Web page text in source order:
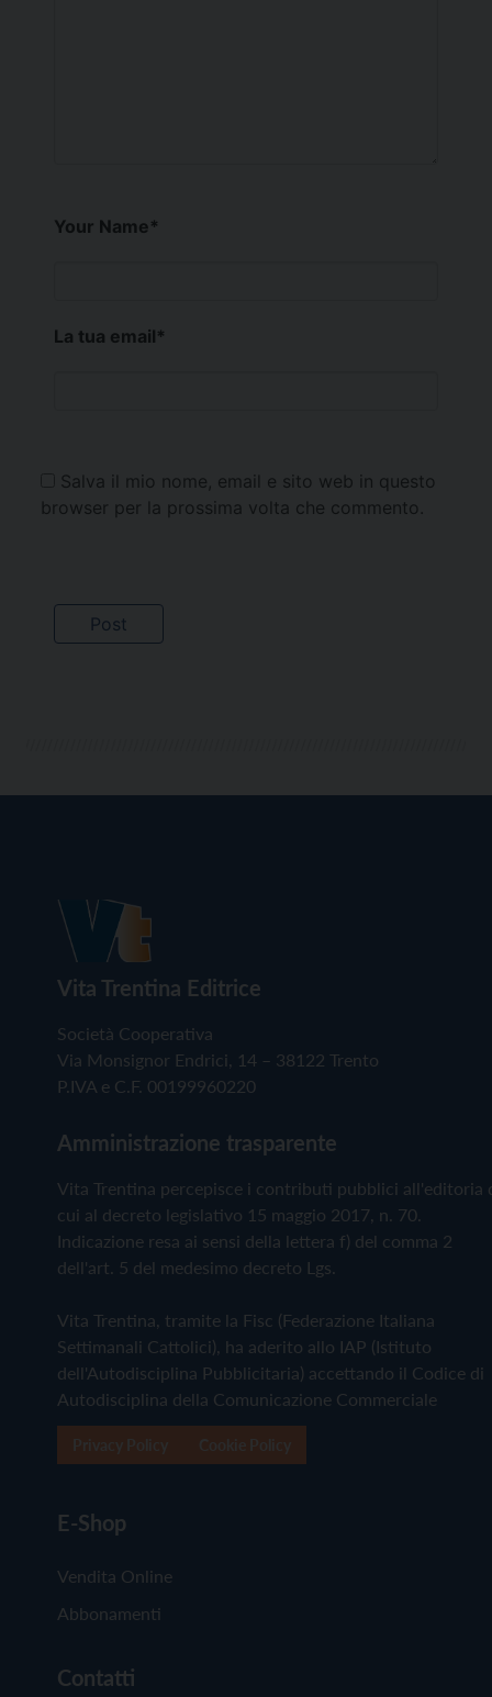
Your Name*
La tua email*
Salva il mio nome, email e sito web in questo
browser per la prossima volta che commento.
Vita Trentina Editrice
Società Cooperativa
Via Monsignor Endrici, 14 – 38122 Trento
P.IVA e C.F. 00199960220
Amministrazione trasparente
Vita Trentina percepisce i contributi pubblici all'editoria
cui al decreto legislativo 15 maggio 2017, n. 70.
Indicazione resa ai sensi della lettera f) del comma 2
dell'art. 5 del medesimo decreto Lgs.
Vita Trentina, tramite la Fisc (Federazione Italiana
Settimanali Cattolici), ha aderito allo IAP (Istituto
dell'Autodisciplina Pubblicitaria) accettando il Codice di
Autodisciplina della Comunicazione Commerciale
E-Shop
Vendita Online
Abbonamenti
Contatti